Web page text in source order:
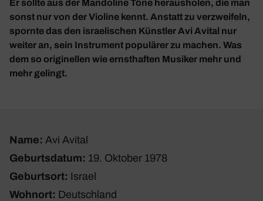
Er sollte aus der Mando­line Töne heraus­holen, die man
sonst nur von der Violine kennt. Anstatt zu verzweifeln,
spornte das den israelischen Künstler Avi Avital nur
weiter an, sein Instrument populärer zu machen. Was
dem so originellen wie ernsthaften Musiker mehr und
mehr gelingt.
Name: Avi Avital
Geburtsdatum: 19. Oktober 1978
Geburtsort: Israel
Wohnort: Deutsch­land